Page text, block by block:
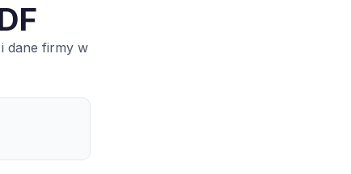
dane firmy w